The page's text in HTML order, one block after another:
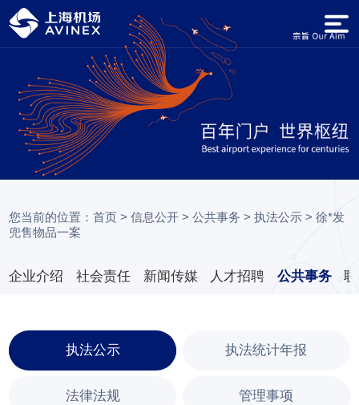
您当前的位置：首页 >信息公开 >公共事务 >执法公示 >徐*发
兜售物品一案
企业介绍 社会责任 新闻传媒 人才招聘 公共事务
执法公示 执法统计年报
法律法规 管理事项